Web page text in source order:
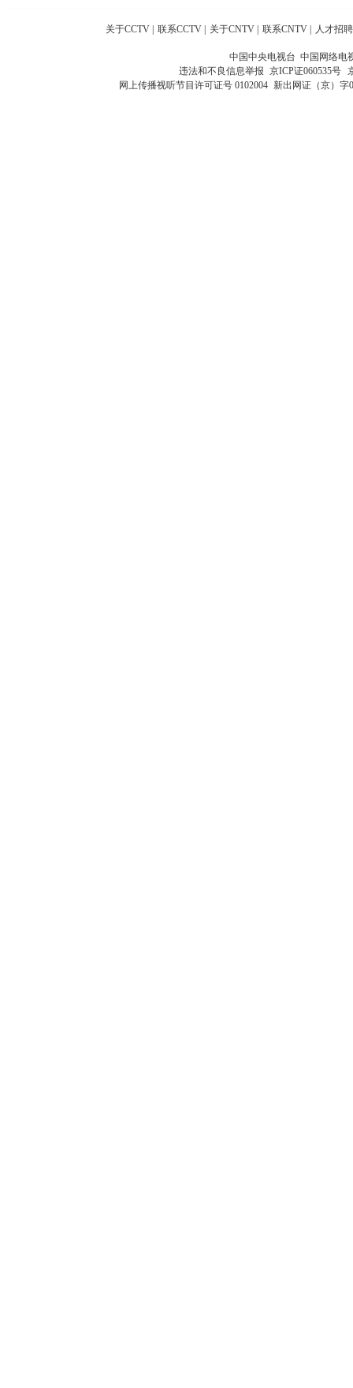
关于CCTV 联系CCTV 关于CNTV 联系CNTV 人才招聘
中国中央电视台 中国网络电
违法和不良信息举报 京ICP证060535号
网上传播视听节目许可证号 0102004 新出网证（京）